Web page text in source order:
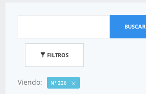
BUSCAR
FILTROS
Viendo: N° 226